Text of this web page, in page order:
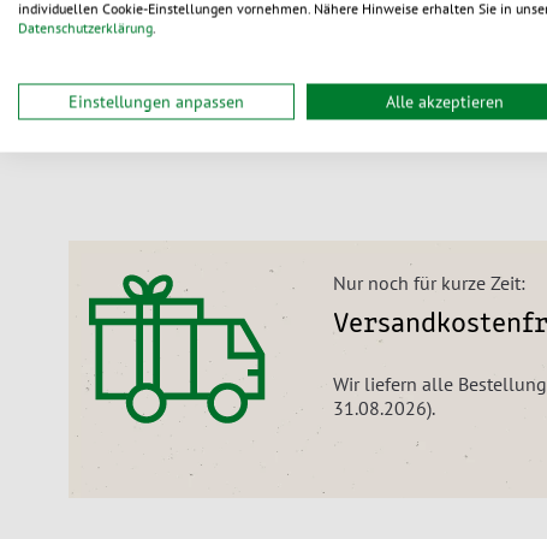
Aus 3 Varianten wählen
lieferbar
Nur noch für kurze Zeit:
Wir liefern alle
31.08.2026).
individuellen Cookie-Einstellungen vornehmen. Nähere Hinweise erhalten Sie in
Datenschutzerklärung.
Einstellungen anpassen Alle akzeptieren